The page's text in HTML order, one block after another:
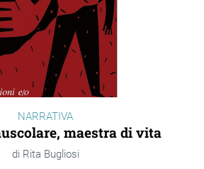
NARRATIVA
maestra di vita
Rita Bugliosi